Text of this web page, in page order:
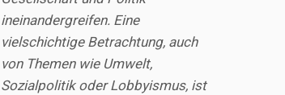
ineinandergreifen. Eine
vielschichtige Betrachtung, auch
von Themen wie Umwelt,
Sozialpolitik oder Lobbyismus, ist